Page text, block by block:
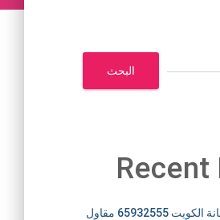
البحث
Recent
فني قص خرسانة الكويت 65932555 مقاول